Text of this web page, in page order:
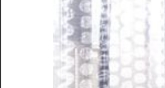
情
を
詳
し
く